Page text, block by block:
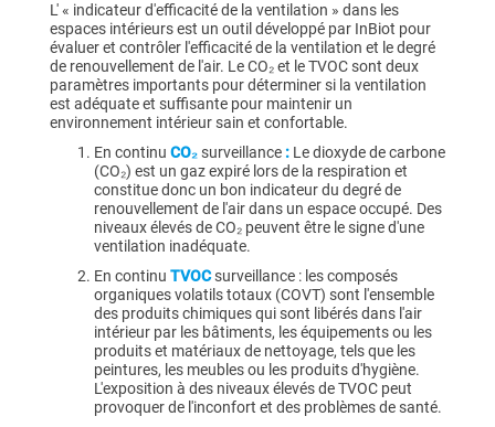
L' « indicateur d'efficacité de la ventilation » dans les
espaces intérieurs est un outil développé par InBiot pour
évaluer et contrôler l'efficacité de la ventilation et le degré
de renouvellement de l'air. Le CO₂ et le TVOC sont deux
paramètres importants pour déterminer si la ventilation
est adéquate et suffisante pour maintenir un
environnement intérieur sain et confortable.
En continu CO₂surveillance :Le dioxyde de carbone
(CO₂) est un gaz expiré lors de la respiration et
constitue donc un bon indicateur du degré de
renouvellement de l'air dans un espace occupé. Des
niveaux élevés de CO₂ peuvent être le signe d'une
ventilation inadéquate.
En continu TVOCsurveillance : les composés
organiques volatils totaux (COVT) sont l'ensemble
des produits chimiques qui sont libérés dans l'air
intérieur par les bâtiments, les équipements ou les
produits et matériaux de nettoyage, tels que les
peintures, les meubles ou les produits d'hygiène.
L'exposition à des niveaux élevés de TVOC peut
provoquer de l'inconfort et des problèmes de santé.